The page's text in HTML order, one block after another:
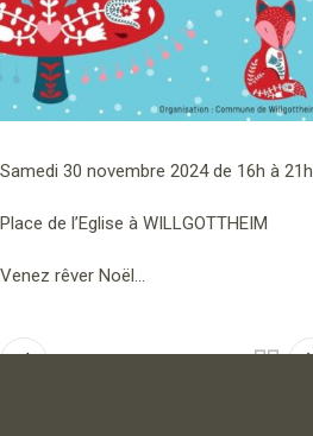
Samedi 30 novembre 2024 de 16h à 21h
Place de l’Eglise à WILLGOTTHEIM
Venez rêver Noël…
Newer